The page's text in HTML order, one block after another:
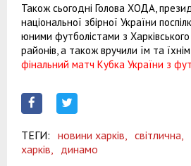
Також сьогодні Голова ХОДА,
національної збірної України
юними футболістами з Харківського
районів, а також вручили їм та
фінальний матч Кубка України з
ТЕГИ: новини харків, світлична,
харків,
динамо